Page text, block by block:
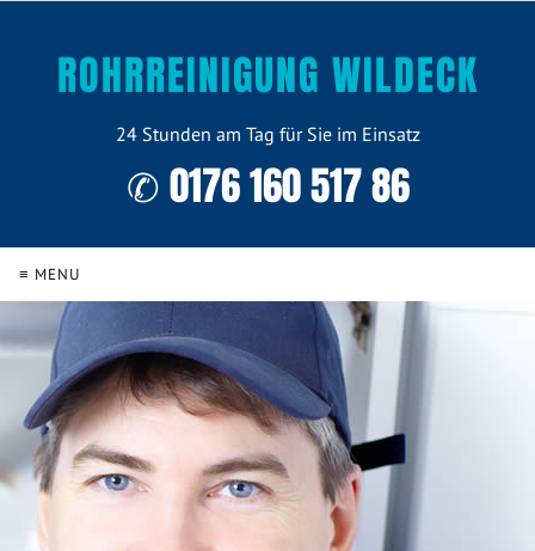
ROHRREINIGUNG WILDECK
24 Stunden am Tag für Sie im Einsatz
✆ 0176 160 517 86
≡ MENU